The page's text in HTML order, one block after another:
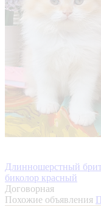
Длинношерстный
биколор красный
Договорная
Похожие объявления